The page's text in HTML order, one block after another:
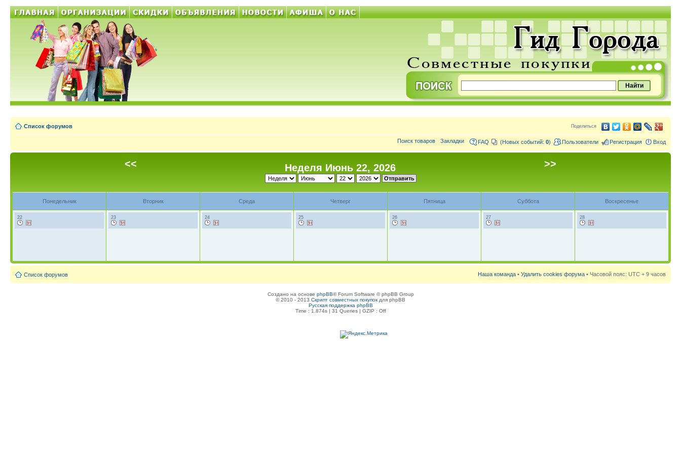
Список форумов Поделиться
FAQ (Новых событий: 0) Пользователи Регистрация Вход
Поиск товаров Закладки
<< Неделя Июнь 22, 2026 >>
Понедельник Вторник Среда Четверг Пятница Суббота Воскресенье
22 23 24 25 26 27 28
Список форумов Наша команда • Удалить cookies форума • Часовой пояс: UTC + 9 часов
Создано на основе phpBB® Forum Software © phpBB Group
© 2010 - 2013 Скрипт совместных покупок для phpBB
Русская поддержка phpBB
Time : 1.874s | 31 Queries | GZIP : Off